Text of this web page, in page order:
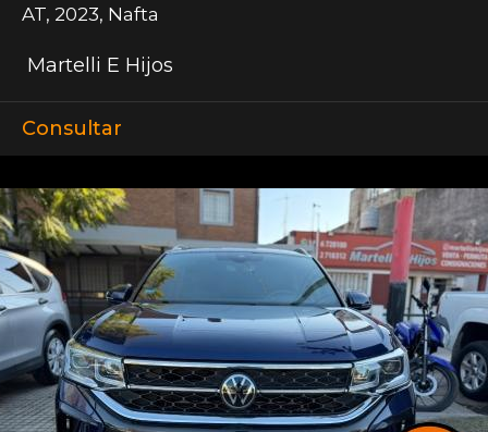
AT, 2023, Nafta
Martelli E Hijos
Consultar